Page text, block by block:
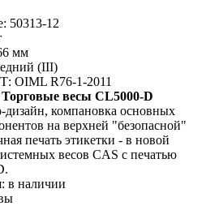
50313-12
мм
(III)
OIML R76-1-2011
Торговые весы CL5000-D
компановка основных
на верхней "безопасной"
печать этикетки - в новой
весов CAS с печатью
в наличии